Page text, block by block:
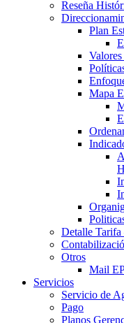
Reseña
Plan
Mapa
Detalle
Otros
Mail
Servicios
Servicio de
Pago
Planos